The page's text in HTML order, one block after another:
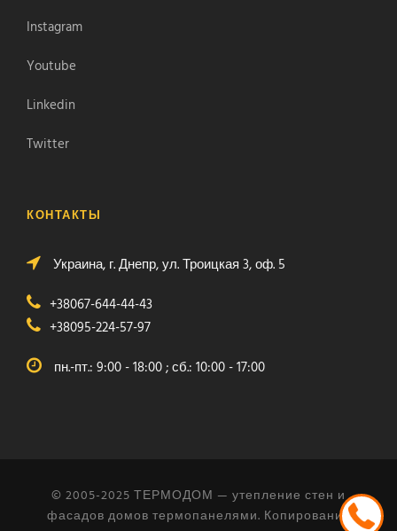
Instagram
Youtube
Linkedin
Twitter
КОНТАКТЫ
Украина, г. Днепр, ул. Троицкая 3, оф. 5
+38067-644-44-43
+38095-224-57-97
пн.-пт.: 9:00 - 18:00 ; сб.: 10:00 - 17:00
© 2005-2025 ТЕРМОДОМ — утепление стен и
фасадов домов термопанелями. Копирование